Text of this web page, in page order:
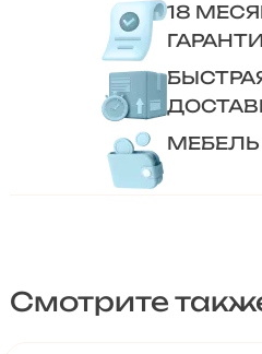
18
МЕБЕЛЬ
Смотрите